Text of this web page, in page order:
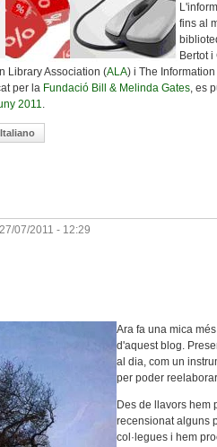
fins al
Bertot
Library Association (ALA) i The
per la Fundació Bill & Melinda Gates, es
2011.
Biblioteques Públiques "enreden" A Les
Italiano
07/2011 - 12:29
Ara fa una mica
d'aquest blog.
al dia, com un
per poder
Des de llavors hem
recensionat alguns
col·legues i hem